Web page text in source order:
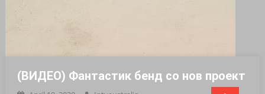
(ВИДЕО) Фантастик бенд со нов проект